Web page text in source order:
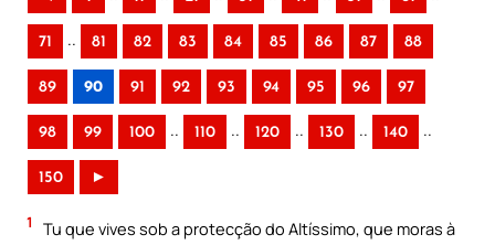
71 .. 81 82 83 84 85 86 87 88
89 90 91 92 93 94 95 96 97
98 99 100 .. 110 .. 120 .. 130 .. 140 ..
150 ►
1
Tu que vives sob a protecção do Altíssimo, que moras à